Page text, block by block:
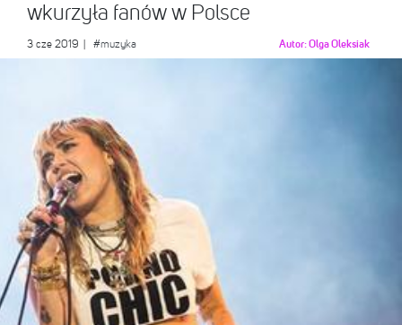
wkurzyła fanów w Polsce
3 cze 2019 #muzyka Autor:Olga Oleksiak